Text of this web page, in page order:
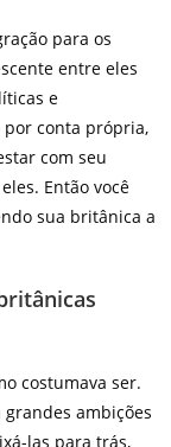
para os
entre eles
e
por conta própria,
com seu
Então você
sua britânica a
costumava ser.
ambições
las para trás,